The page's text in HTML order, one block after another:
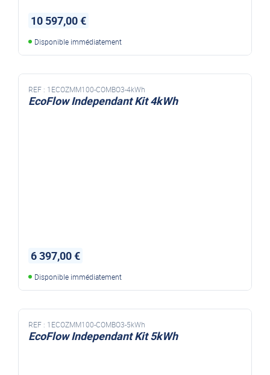
10 597,00 €
Disponible immédiatement
REF : 1ECOZMM100-COMBO3-4kWh
EcoFlow Independant Kit 4kWh
6 397,00 €
Disponible immédiatement
REF : 1ECOZMM100-COMBO3-5kWh
EcoFlow Independant Kit 5kWh